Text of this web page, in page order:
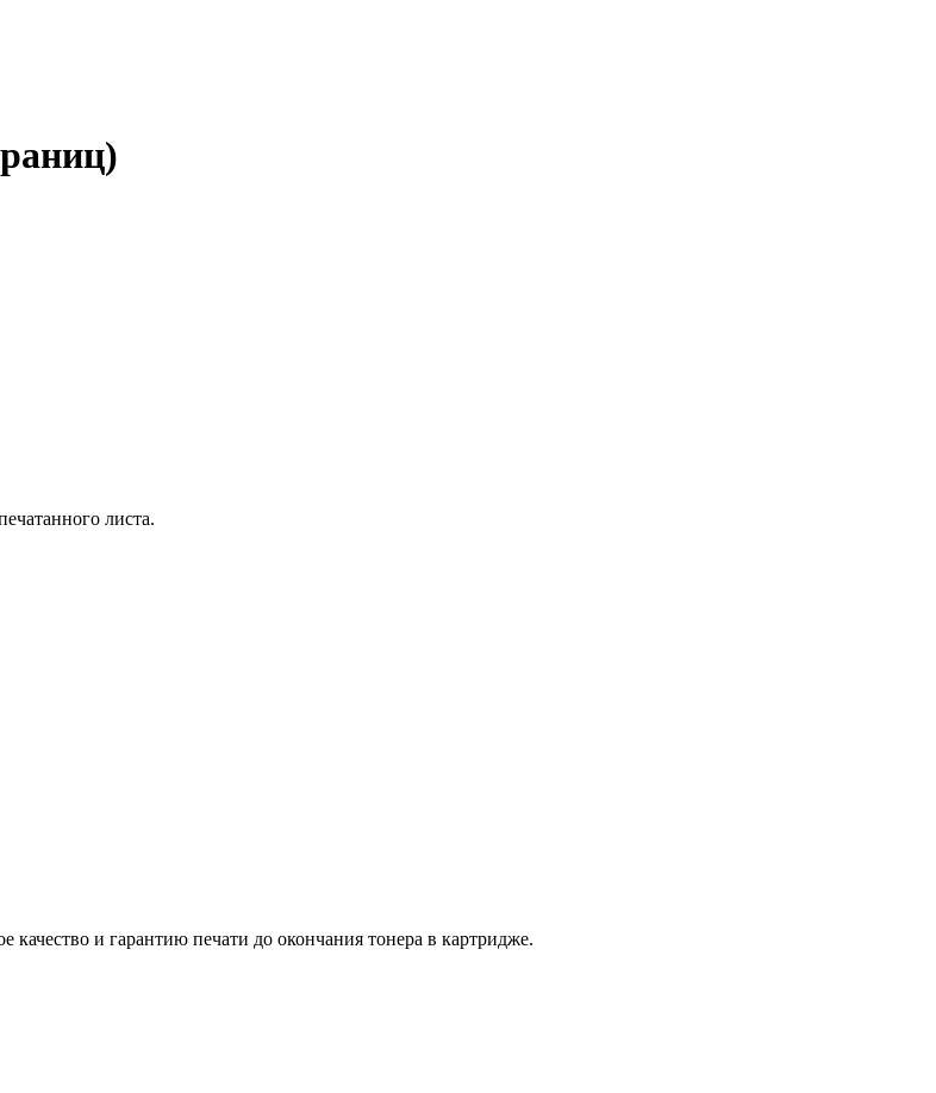
листа.
и гарантию печати до окончания тонера в картридже.